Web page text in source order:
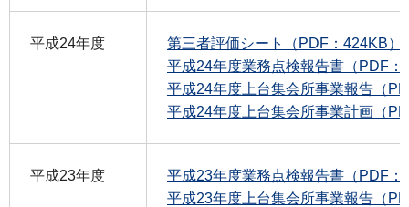
平成24年度
第三者評価シート（PDF：424KB）
平成24年度業務点検報告書（PDF：
平成24年度上台集会所事業報告（
平成24年度上台集会所事業計画（
平成23年度
平成23年度業務点検報告書（PDF：
平成23年度上台集会所事業報告（